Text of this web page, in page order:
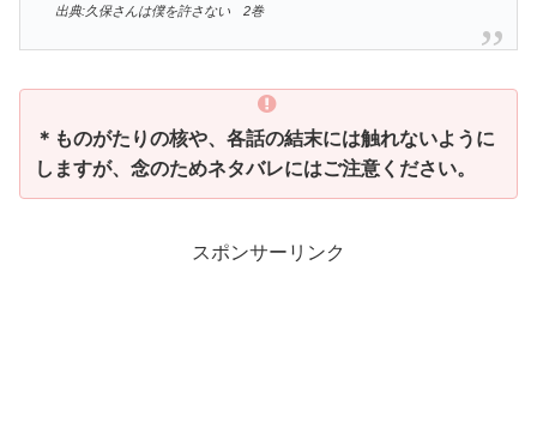
出典:久保さんは僕を許さない 2巻
＊ものがたりの核や、各話の結末には触れないように
しますが、念のためネタバレにはご注意ください。
スポンサーリンク